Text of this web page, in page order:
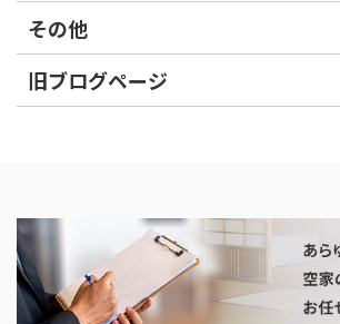
その他
旧ブログページ